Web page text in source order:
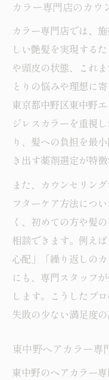
カラー専門店のカウ
カラー専門店では、
しい艶髪を実現する
や頭皮の状態、これ
とりの悩みや理想に
東京都中野区東中野
ジレスカラーを重視
り、髪への負担を最
き出す薬剤選定が特徴
また、カウンセリン
フターケア方法につ
く、初めての方や髪
相談できます。例え
心配」「繰り返しの
にも、専門スタッフ
します。こうしたプ
失敗の少ない満足度
東中野ヘアカラー専
東中野のヘアカラー